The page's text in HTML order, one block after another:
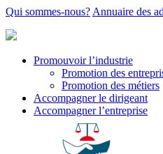
Qui sommes-nous? Annuaire des
Promouvoir l’industrie
Promotion des
Promotion des métiers
Accompagner le dirigeant
Accompagner l’entreprise